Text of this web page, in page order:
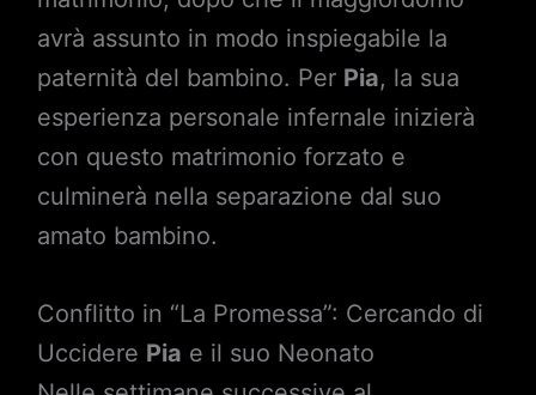
avrà assunto in modo inspiegabile la
paternità del bambino. Per Pia, la sua
esperienza personale infernale inizierà
con questo matrimonio forzato e
culminerà nella separazione dal suo
amato bambino.
Conflitto in “La Promessa”: Cercando di
Uccidere Pia e il suo Neonato